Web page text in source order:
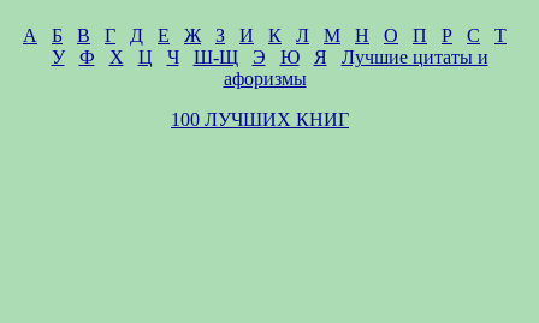
А Б В Г Д Е Ж З И К Л М Н О П Р С
Т
У
Ф Х Ц Ч Ш-Щ Э Ю Я
Лучшие цитаты и
афоризмы
100 ЛУЧШИХ КНИГ